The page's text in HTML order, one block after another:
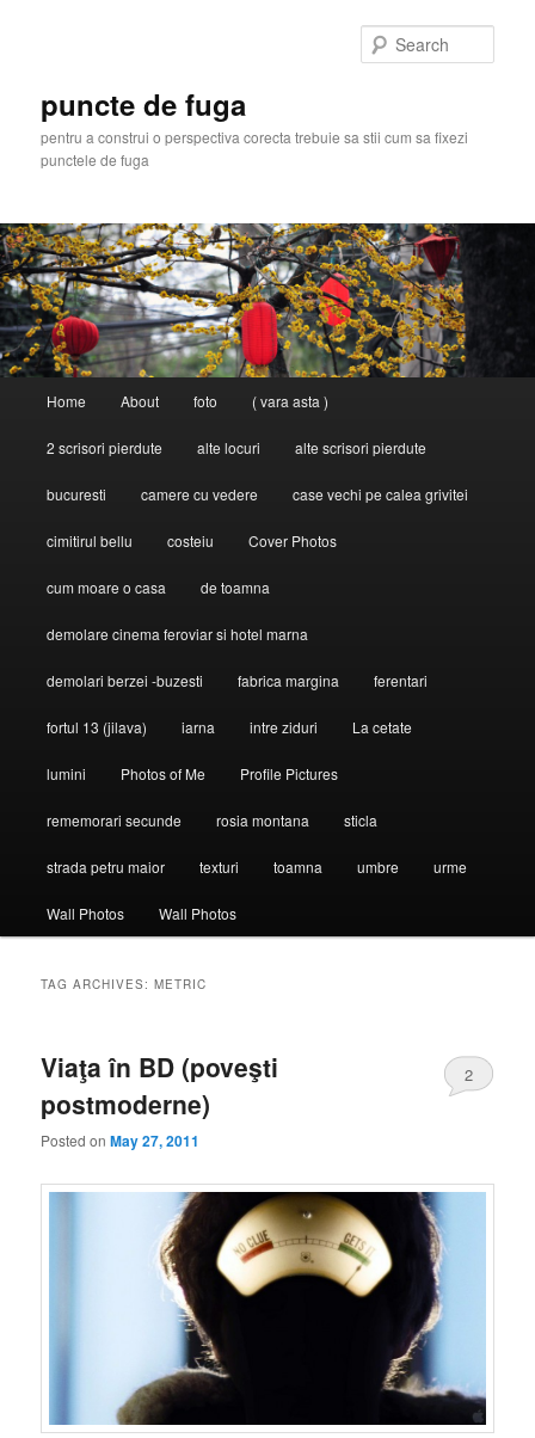
puncte de fuga
pentru a construi o perspectiva corecta trebuie sa stii cum sa fixezi
punctele de fuga
Home About foto ( vara asta )
2 scrisori pierdute alte locuri alte scrisori pierdute
bucuresti camere cu vedere case vechi pe calea grivitei
cimitirul bellu costeiu Cover Photos
cum moare o casa de toamna
demolare cinema feroviar si hotel marna
demolari berzei -buzesti fabrica margina ferentari
fortul 13 (jilava) iarna intre ziduri La cetate
lumini Photos of Me Profile Pictures
rememorari secunde rosia montana sticla
strada petru maior texturi toamna umbre urme
Wall Photos Wall Photos
TAG ARCHIVES:METRIC
Viaţa în BD (poveşti
postmoderne)
Posted onMay 27, 2011
2